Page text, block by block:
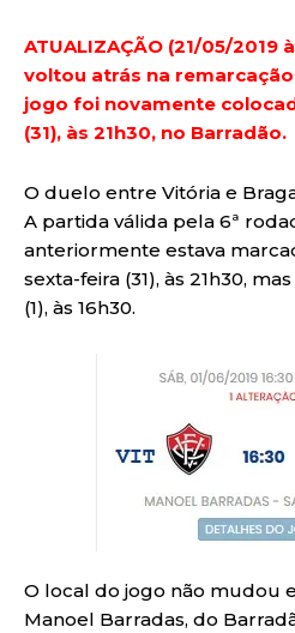
ATUALIZAÇÃO (21/05/2019
voltou atrás na
jogo foi novamente
(31), às 21h30, no Barradão.
O duelo entre Vitória e
A partida válida pela 6ª
anteriormente estava
sexta-feira (31), às 21h30,
(1), às 16h30.
O local do jogo não mudou
Manoel Barradas, do